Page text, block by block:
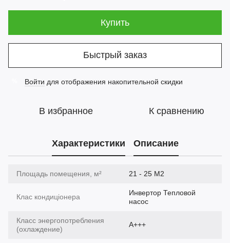
Купить
Быстрый заказ
Войти для отображения накопительной скидки
В избранное К сравнению
Характеристики Описание
Площадь помещения, м² 21 - 25 М2
Клас кондиціонера
Инвертор Тепловой
насос
Класс энергопотребления
(охлаждение)
A+++